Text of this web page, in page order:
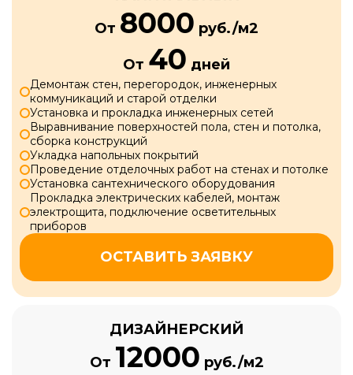
От 8000 руб./м2
От 40 дней
Демонтаж стен, перегородок, инженерных
коммуникаций и старой отделки
Установка и прокладка инженерных сетей
Выравнивание поверхностей пола, стен и потолка,
сборка конструкций
Укладка напольных покрытий
Проведение отделочных работ на стенах и потолке
Установка сантехнического оборудования
Прокладка электрических кабелей, монтаж
электрощита, подключение осветительных
приборов
ОСТАВИТЬ ЗАЯВКУ
ДИЗАЙНЕРСКИЙ
От 12000 руб./м2